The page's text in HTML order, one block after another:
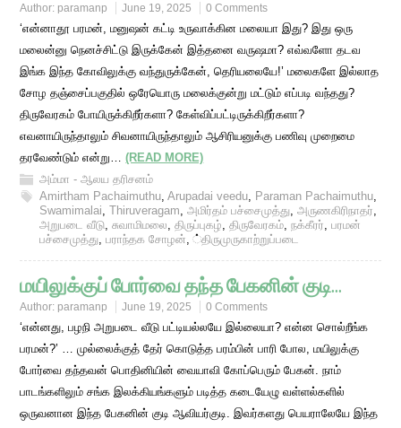
Author: paramanp June 19, 2025 0 Comments
‘என்னாதூ பரமன், மனுஷன் கட்டி உருவாக்கின மலையா இது? இது ஒரு
மலைன்னு நெனச்சிட்டு இருக்கேன் இத்தனை வருஷமா? எவ்வளோ தடவ
இங்க இந்த கோவிலுக்கு வந்துருக்கேன், தெரியலையே!’ மலைகளே இல்லாத
சோழ தஞ்சைப்பகுதில் ஒரேயொரு மலைக்குன்று மட்டும் எப்படி வந்தது?
திருவேரகம் போயிருக்கிறீர்களா? கேள்விப்பட்டிருக்கிறீர்களா?
எவனாயிருந்தாலும் சிவனாயிருந்தாலும் ஆசிரியனுக்கு பணிவு முறைமை
தரவேண்டும் என்று…(READ MORE)
அம்மா - ஆலய தரிசனம்
Amirtham Pachaimuthu,Arupadai veedu, Paraman Pachaimuthu,
Swamimalai,Thiruveragam,அமிர்தம் பச்சைமுத்து,அருணகிரிநாதர்,
அறுபடை வீடு,சுவாமிமலை,திருப்புகழ்,திருவேரகம்,நக்கீரர்,பரமன்
பச்சைமுத்து,பராந்தக சோழன்,்திருமுருகாற்றுப்படை
மயிலுக்குப் போர்வை தந்த பேகனின் குடி…
Author: paramanp June 19, 2025 0 Comments
‘என்னது, பழநி அறுபடை வீடு பட்டியல்லயே இல்லையா? என்ன சொல்றீங்க
பரமன்?’ … முல்லைக்குத் தேர் கொடுத்த பரம்பின் பாரி போல, மயிலுக்கு
போர்வை தந்தவன் பொதினியின் வையாவி கோப்பெரும் பேகன். நாம்
பாடங்களிலும் சங்க இலக்கியங்களும் படித்த கடையேழு வள்ளல்களில்
ஒருவனான இந்த பேகனின் குடி ஆவியர்குடி. இவர்களது பெயராலேயே இந்த